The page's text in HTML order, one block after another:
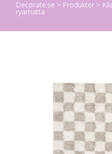
Decorate.se > Produkter >
ryamatta